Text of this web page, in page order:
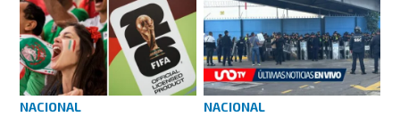
NACIONAL
NACIONAL